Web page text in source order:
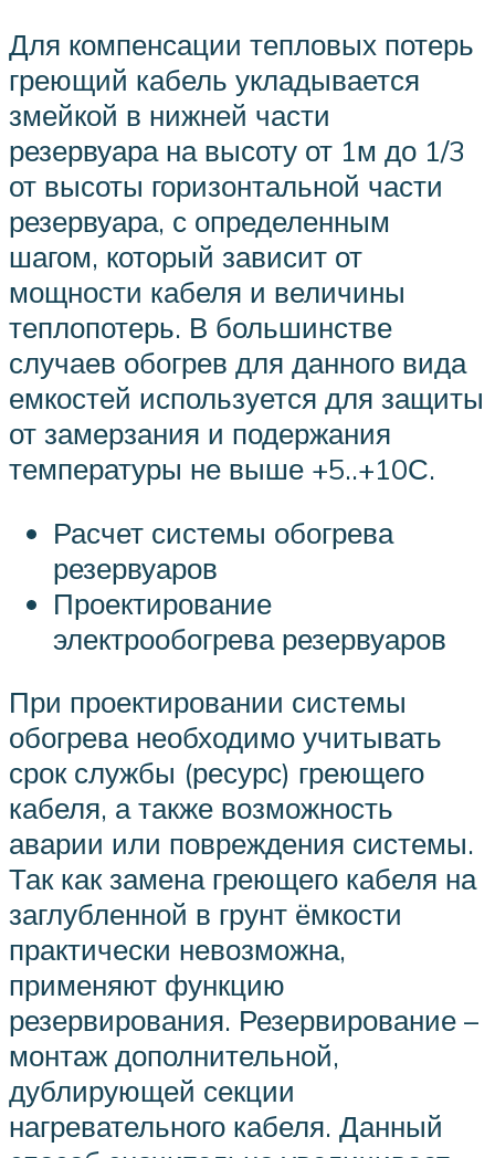
Для компенсации тепловых потерь
греющий кабель укладывается
змейкой в нижней части
резервуара на высоту от 1м до 1/3
от высоты горизонтальной части
резервуара, с определенным
шагом, который зависит от
мощности кабеля и величины
теплопотерь. В большинстве
случаев обогрев для данного вида
емкостей используется для защиты
от замерзания и подержания
температуры не выше +5..+10С.
Расчет системы обогрева
резервуаров
Проектирование
электрообогрева резервуаров
При проектировании системы
обогрева необходимо учитывать
срок службы (ресурс) греющего
кабеля, а также возможность
аварии или повреждения системы.
Так как замена греющего кабеля на
заглубленной в грунт ёмкости
практически невозможна,
применяют функцию
резервирования. Резервирование –
монтаж дополнительной,
дублирующей секции
нагревательного кабеля. Данный